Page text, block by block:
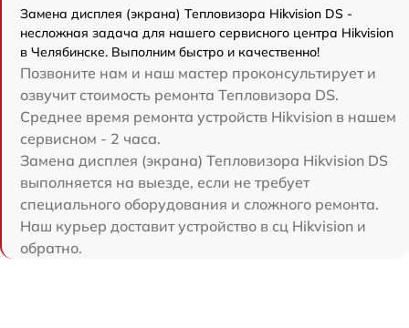
Замена дисплея (экрана) Тепловизора Hikvision DS -
несложная задача для нашего сервисного центра Hikvision
в Челябинске. Выполним быстро и качественно!
Позвоните нам и наш мастер проконсультирует и
озвучит стоимость ремонта Тепловизора DS.
Среднее время ремонта устройств Hikvision в нашем
сервисном - 2 часа.
Замена дисплея (экрана) Тепловизора Hikvision DS
выполняется на выезде, если не требует
специального оборудования и сложного ремонта.
Наш курьер доставит устройство в сц Hikvision и
обратно.